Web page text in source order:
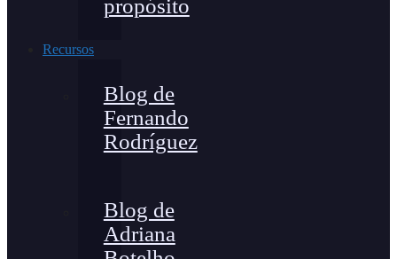
propósito
Recursos
Blog de
Fernando
Rodríguez
Blog de
Adriana